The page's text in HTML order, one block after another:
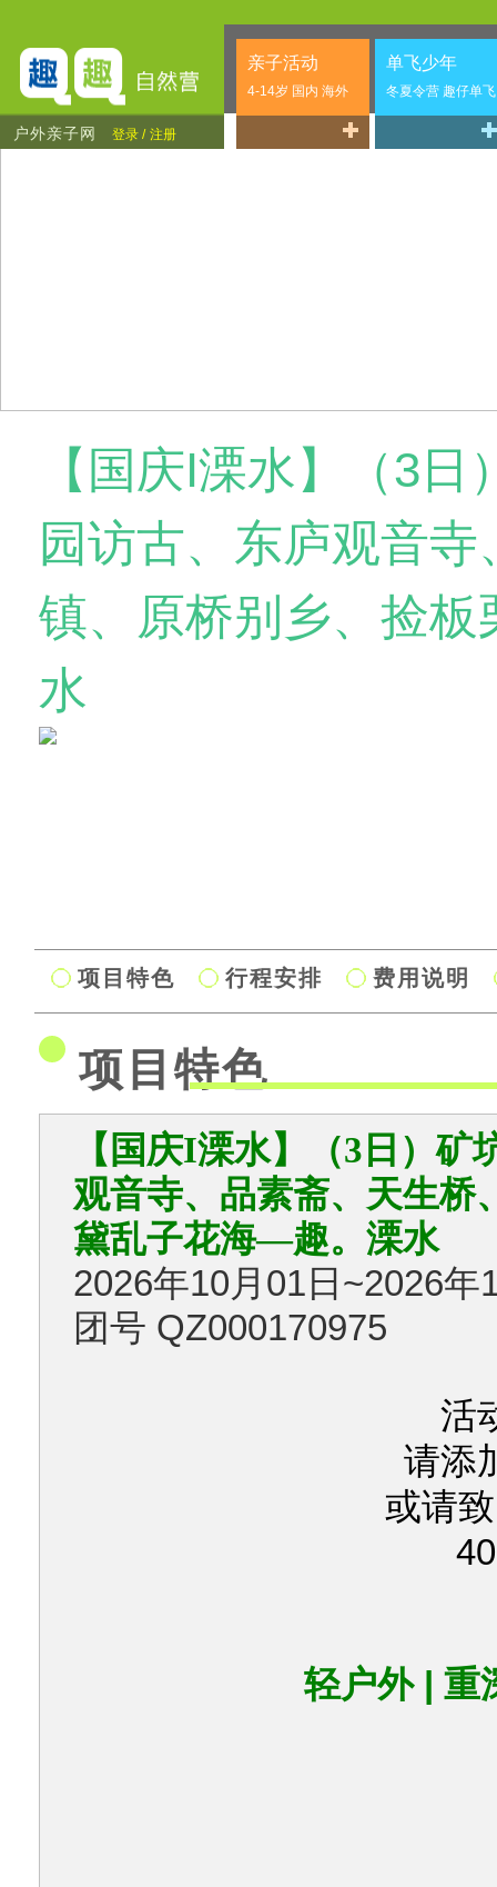
亲子活动
4-14岁 国内 海外
单飞少年
冬夏令营 趣仔单飞
户外亲子网 登录 / 注册
【国庆I溧水】（3
园访古、东庐观音
镇、原桥别乡、捡
水
项目特色 行程安排 费用说明
项目特色
【国庆I溧水】（3日）
观音寺、品素斋、天生桥
黛乱子花海—趣。溧水
2026年10月01日~2026年
团号 QZ000170975
活
请添
或请
轻户外 | 重